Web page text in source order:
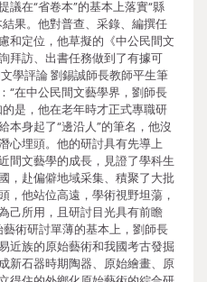
議在“省卷本”的基本上落實“縣
果。他對普查、采錄、編撰任
和定位，他草擬的《中公民間文
拜訪、出書任務做到了有據可
學評論 劉錫誠師長教師平生筆
“在中公民間文藝學界，劉師長
是，他在老年時才正式專職研
本身起了“邊沿人”的筆名，他沒
心埋頭。他的研討具有先導上
間文藝學的成長，見證了學科生
，赴偏僻地域采集、積聚了大批
，他站位高遠，學術視野坦蕩，
己所用，且研討目光具有前瞻
術研討單薄的基本上，劉師長
近族的原始藝術和我國考古發掘
新石器時期陶器、原始繪畫、原